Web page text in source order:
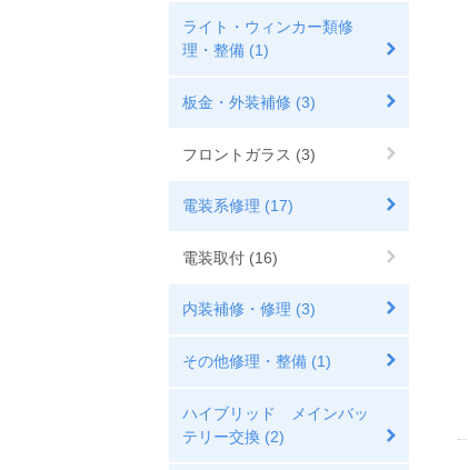
ライト・ウィンカー類修
理・整備 (1)
板金・外装補修 (3)
フロントガラス (3)
電装系修理 (17)
電装取付 (16)
内装補修・修理 (3)
その他修理・整備 (1)
ハイブリッド メインバッ
テリー交換 (2)